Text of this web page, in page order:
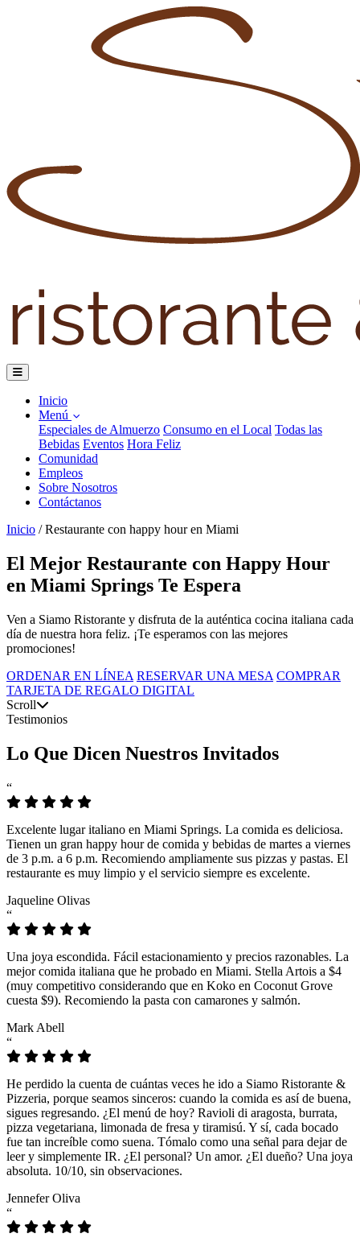
Inicio
Menú
Especiales de Almuerzo Consumo en el Local Todas las
Bebidas Eventos Hora Feliz
Comunidad
Empleos
Sobre Nosotros
Contáctanos
Inicio / Restaurante con happy hour en Miami
El Mejor Restaurante con Happy Hour
en Miami Springs Te Espera
Ven a Siamo Ristorante y disfruta de la auténtica cocina italiana cada
día de nuestra hora feliz. ¡Te esperamos con las mejores
promociones!
ORDENAR EN LÍNEA RESERVAR UNA MESA COMPRAR
TARJETA DE REGALO DIGITAL
Scroll
Testimonios
Lo Que Dicen Nuestros Invitados
“
Excelente lugar italiano en Miami Springs. La comida es deliciosa.
Tienen un gran happy hour de comida y bebidas de martes a viernes
de 3 p.m. a 6 p.m. Recomiendo ampliamente sus pizzas y pastas. El
restaurante es muy limpio y el servicio siempre es excelente.
Jaqueline Olivas
“
Una joya escondida. Fácil estacionamiento y precios razonables. La
mejor comida italiana que he probado en Miami. Stella Artois a $4
(muy competitivo considerando que en Koko en Coconut Grove
cuesta $9). Recomiendo la pasta con camarones y salmón.
Mark Abell
“
He perdido la cuenta de cuántas veces he ido a Siamo Ristorante &
Pizzeria, porque seamos sinceros: cuando la comida es así de buena,
sigues regresando. ¿El menú de hoy? Ravioli di aragosta, burrata,
pizza vegetariana, limonada de fresa y tiramisú. Y sí, cada bocado
fue tan increíble como suena. Tómalo como una señal para dejar de
leer y simplemente IR. ¿El personal? Un amor. ¿El dueño? Una joya
absoluta. 10/10, sin observaciones.
Jennefer Oliva
“